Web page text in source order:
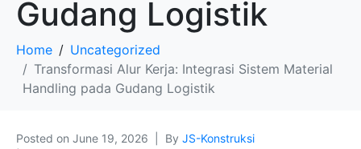
Gudang Logistik
Home
Uncategorized
Transformasi Alur Kerja: Integrasi Sistem Material
Handling pada Gudang Logistik
Posted on June 19, 2026 By JS-Konstruksi